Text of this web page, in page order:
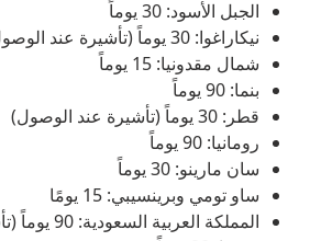
الجبل الأسود: 30 يوماً
نيكاراغوا: 30 يوماً (تأشيرة عند الوصول)
شمال مقدونيا: 15 يوماً
بنما: 90 يوماً
قطر: 30 يوماً (تأشيرة عند الوصول)
رومانيا: 90 يوماً
سان مارينو: 30 يوماً
ساو تومي وبرينسيبي: 15 يومًا
المملكة العربية السعودية: 90 يوماً (تأشيرة عند الوصول)